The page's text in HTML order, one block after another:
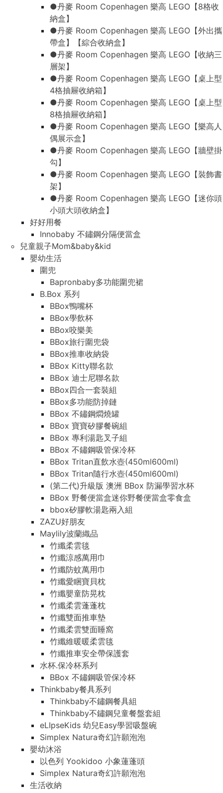
●丹麥 Room Copenhagen 樂高 LEGO【8格收
納盒】
●丹麥 Room Copenhagen 樂高 LEGO【外出攜
帶盒】【綜合收納盒】
●丹麥 Room Copenhagen 樂高 LEGO【收納三
層架】
●丹麥 Room Copenhagen 樂高 LEGO【桌上型
4格抽屜收納箱】
●丹麥 Room Copenhagen 樂高 LEGO【桌上型
8格抽屜收納箱】
●丹麥 Room Copenhagen 樂高 LEGO【樂高人
偶展示盒】
●丹麥 Room Copenhagen 樂高 LEGO【牆壁掛
勾】
●丹麥 Room Copenhagen 樂高 LEGO【裝飾書
架】
●丹麥 Room Copenhagen 樂高 LEGO【迷你頭
小頭大頭收納盒】
好好用餐
Innobaby 不鏽鋼分隔便當盒
兒童親子Mom&baby&kid
嬰幼生活
圍兜
Bapronbaby多功能圍兜裙
B.Box 系列
BBox鴨嘴杯
BBox學飲杯
BBox咬樂美
BBox旅行圍兜袋
BBox推車收納袋
BBox Kitty聯名款
BBox 迪士尼聯名款
BBox四合一套裝組
BBox多功能防掉鏈
BBox 不鏽鋼燜燒罐
BBox 寶寶矽膠餐碗組
BBox 專利湯匙叉子組
BBox 不鏽鋼吸管保冷杯
BBox Tritan直飲水壺(450ml600ml)
BBox Tritan隨行水壺(450ml600ml)
(第二代)升級版 澳洲 BBox 防漏學習水杯
BBox 野餐便當盒迷你野餐便當盒零食盒
bbox矽膠軟湯匙兩入組
ZAZU好朋友
Maylily波蘭織品
竹纖柔雲毯
竹纖涼感萬用巾
竹纖防蚊萬用巾
竹纖愛睏寶貝枕
竹纖嬰童防晃枕
竹纖柔雲蓬蓬枕
竹纖雙面推車墊
竹纖柔雲雙面睡窩
竹纖維暖暖柔雲毯
竹纖推車安全帶保護套
水杯.保冷杯系列
BBox 不鏽鋼吸管保冷杯
Thinkbaby餐具系列
Thinkbaby不鏽鋼餐具組
Thinkbaby不鏽鋼兒童餐盤套組
eLIpseKids 幼兒Easy學習吸盤碗
Simplex Natura奇幻許願泡泡
嬰幼沐浴
以色列 Yookidoo 小象蓮蓬頭
Simplex Natura奇幻許願泡泡
生活收納